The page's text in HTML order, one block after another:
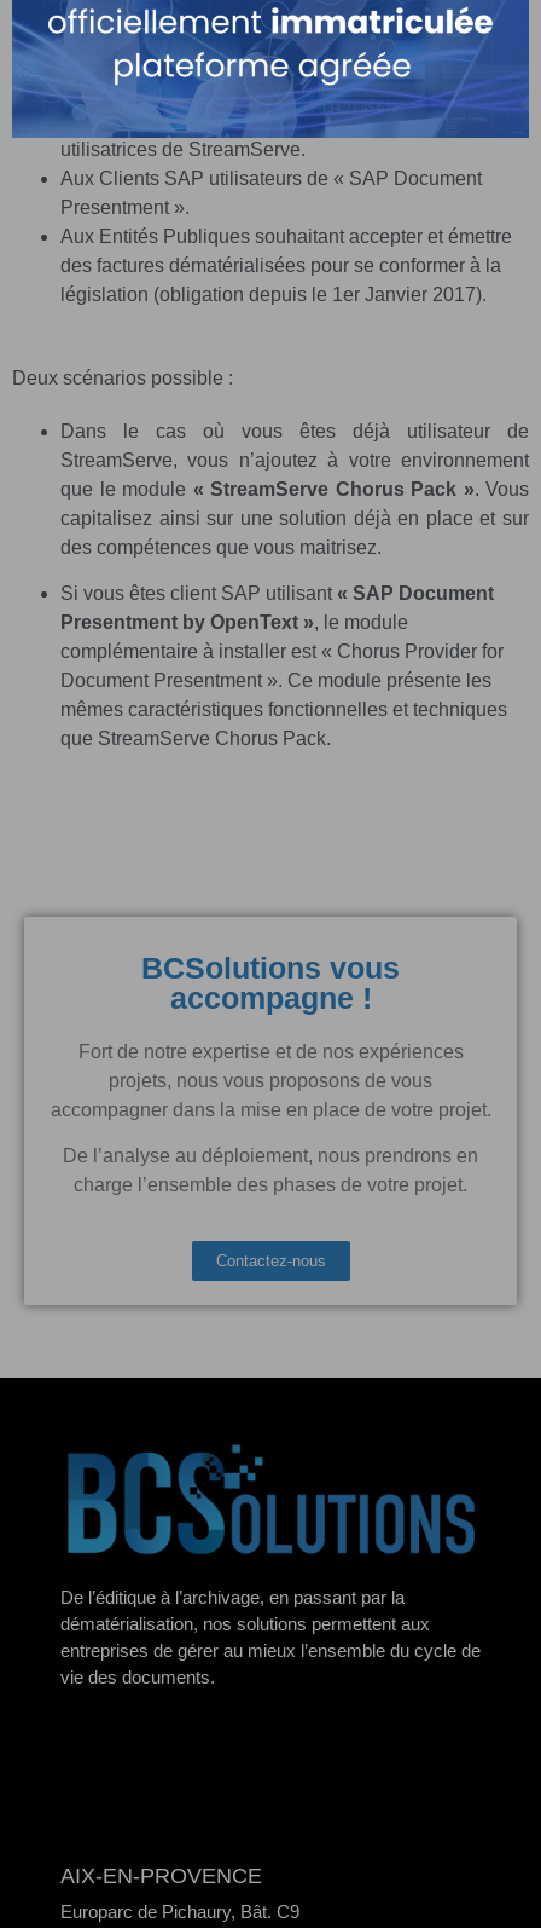
Aux Entreprises (privées ou publiques) intéressées par
la mise en place d’une solution complète de
facturation électronique à destination de la sphère
publique.
Aux Entreprises (publiques ou privées) déjà
utilisatrices de StreamServe.
Aux Clients SAP utilisateurs de « SAP Document
Presentment ».
Aux Entités Publiques souhaitant accepter et émettre
des factures dématérialisées pour se conformer à la
législation (obligation depuis le 1er Janvier 2017).
Deux scénarios possible :
Dans le cas où vous êtes déjà utilisateur de
StreamServe, vous n’ajoutez à votre environnement
que le module « StreamServe Chorus Pack ». Vous
capitalisez ainsi sur une solution déjà en place et sur
des compétences que vous maitrisez.
Si vous êtes client SAP utilisant « SAP Document
Presentment by OpenText », le module
complémentaire à installer est « Chorus Provider for
Document Presentment ». Ce module présente les
mêmes caractéristiques fonctionnelles et techniques
que StreamServe Chorus Pack.
BCSolutions vous
accompagne !
Fort de notre expertise et de nos expériences
projets, nous vous proposons de vous
accompagner dans la mise en place de votre projet.
De l’analyse au déploiement, nous prendrons en
charge l’ensemble des phases de votre projet.
Contactez-nous
De l’éditique à l’archivage, en passant par la
dématérialisation, nos solutions permettent aux
entreprises de gérer au mieux l’ensemble du cycle de
vie des documents.
AIX-EN-PROVENCE
Europarc de Pichaury, Bât. C9